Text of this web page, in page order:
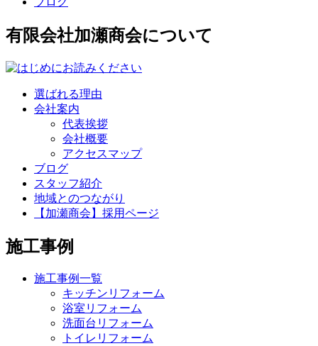
有限会社加瀬商会について
選ばれる理由
会社案内
代表挨拶
会社概要
アクセスマップ
ブログ
スタッフ紹介
地域とのつながり
【加瀬商会】採用ページ
施工事例
施工事例一覧
キッチンリフォーム
浴室リフォーム
洗面台リフォーム
トイレリフォーム